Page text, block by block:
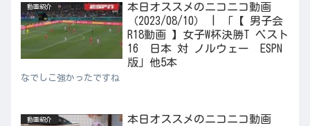
動画紹介
本日オススメのニコニコ動画
（2023/08/10） | 「【 男子会
R18動画 】女子W杯決勝T ベスト
16 日本 対 ノルウェー ESPN
版」他5本
なでしこ強かったですね
動画紹介
本日オススメのニコニコ動画